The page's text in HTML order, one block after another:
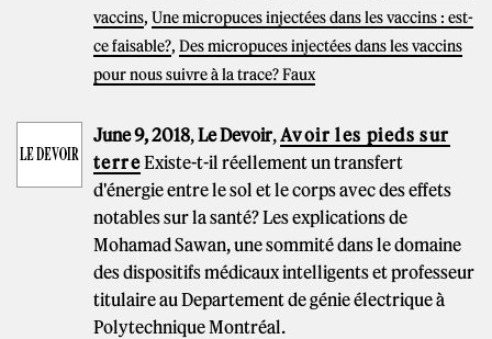
vaccins, Une micropuces injectées dans les vaccins : est-
ce faisable?, Des micropuces injectées dans les vaccins
pour nous suivre à la trace? Faux
June 9, 2018,Le Devoir,Avoir les pieds sur
terreExiste-t-il réellement un transfert
d'énergie entre le sol et le corps avec des effets
notables sur la santé? Les explications de
Mohamad Sawan, une sommité dans le domaine
des dispositifs médicaux intelligents et professeur
titulaire au Departement de génie électrique à
Polytechnique Montréal.